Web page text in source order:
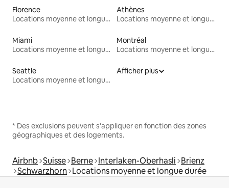
Florence
Locations moyenne et longue durée
Athènes
Locations moyenne et longue durée
Miami
Locations moyenne et longue durée
Montréal
Locations moyenne et longue durée
Seattle
Locations moyenne et longue durée
Afficher plus
* Des exclusions peuvent s'appliquer en fonction des zones
géographiques et des logements.
Airbnb Suisse Berne Interlaken-Oberhasli Brienz
Schwarzhorn Locations moyenne et longue durée